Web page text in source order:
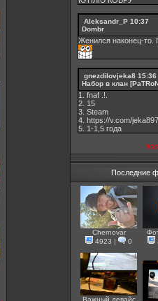
Aleksandr_P 10:37
Dombr
Женился наконец-то.
gnezdilovjeka8 15:36
Набор в клан
1. fnaf .!.
2. 15
3. Steam
4. https://v.com/jeka897
5. 1-1,5 годa
Последние
Chernovar
4923 | 0
Важный девайс